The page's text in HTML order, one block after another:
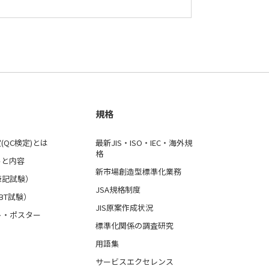
検定)とは
内容
試験）
試験）
ポスター
規格
最新JIS・ISO・IEC・海外規
格
新市場創造型標準化業務
JSA規格制度
JIS原案作成状況
標準化関係の調査研究
用語集
サービスエクセレンス